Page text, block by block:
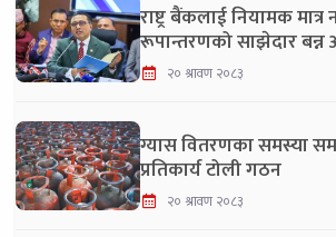
राष्ट्र बैंकलाई नियामक
रूपान्तरणको साझेदार बन्न
२० श्रावण २०८३
ग्यास वितरणका समस्या
प्रतिकार्य टोली गठन
२० श्रावण २०८३